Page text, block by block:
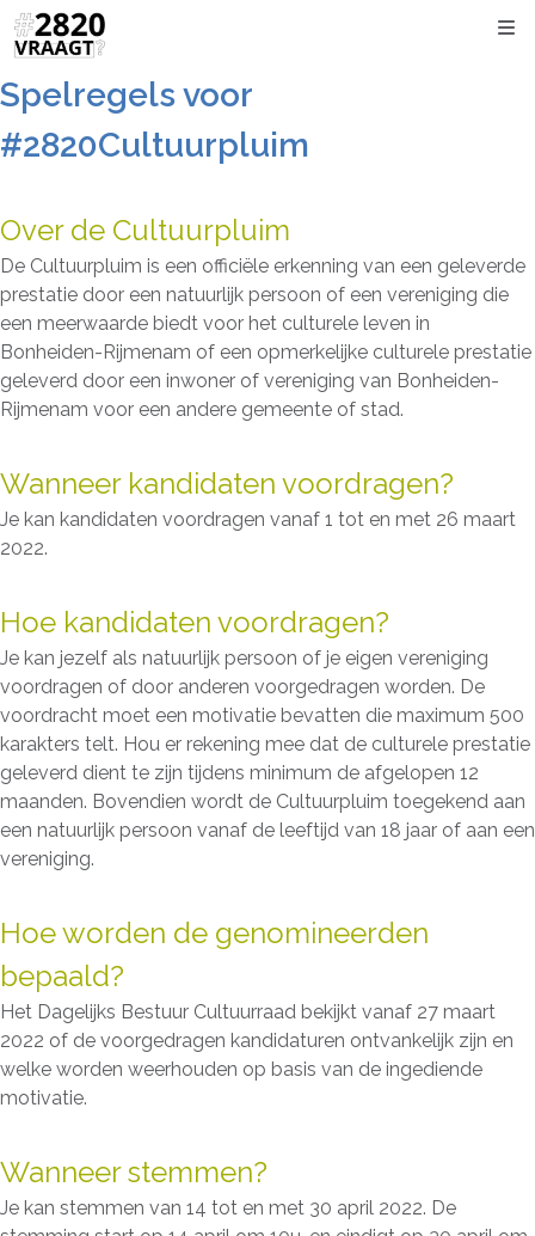
Spelregels voor
#2820Cultuurpluim
Over de Cultuurpluim
De Cultuurpluim is een officiële erkenning van een geleverde
prestatie door een natuurlijk persoon of een vereniging die
een meerwaarde biedt voor het culturele leven in
Bonheiden-Rijmenam of een opmerkelijke culturele prestatie
geleverd door een inwoner of vereniging van Bonheiden-
Rijmenam voor een andere gemeente of stad.
Wanneer kandidaten voordragen?
Je kan kandidaten voordragen vanaf 1 tot en met 26 maart
2022.
Hoe kandidaten voordragen?
Je kan jezelf als natuurlijk persoon of je eigen vereniging
voordragen of door anderen voorgedragen worden. De
voordracht moet een motivatie bevatten die maximum 500
karakters telt. Hou er rekening mee dat de culturele prestatie
geleverd dient te zijn tijdens minimum de afgelopen 12
maanden. Bovendien wordt de Cultuurpluim toegekend aan
een natuurlijk persoon vanaf de leeftijd van 18 jaar of aan een
vereniging.
Hoe worden de genomineerden
bepaald?
Het Dagelijks Bestuur Cultuurraad bekijkt vanaf 27 maart
2022 of de voorgedragen kandidaturen ontvankelijk zijn en
welke worden weerhouden op basis van de ingediende
motivatie.
Wanneer stemmen?
Je kan stemmen van 14 tot en met 30 april 2022. De